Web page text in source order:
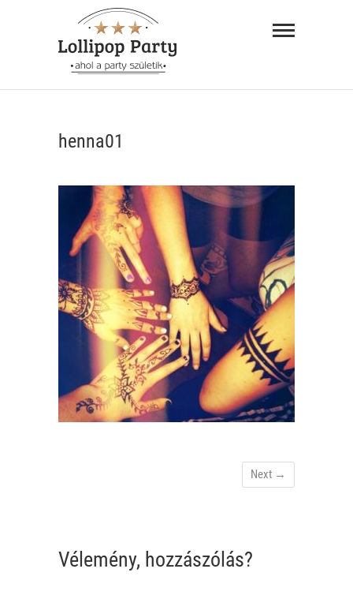
ahol a
"AHOL A PARTY SZÜLETIK"
henna01
Next →
Vélemény, hozzászólás?